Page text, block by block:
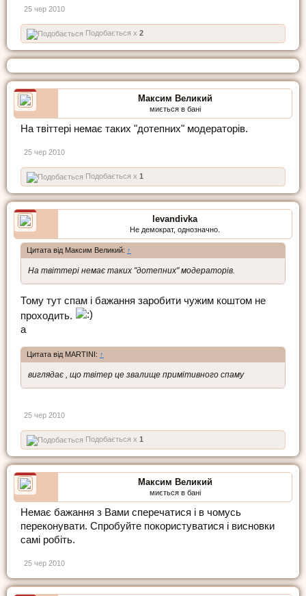
25 чер 2010
Подобається x 2
Максим Великий
миється в бані
На твіттері немає таких "дотепних" модераторів.
25 чер 2010
Подобається x 1
levandivka
Не демократ, однозначно.
Цитата від Максим Великий: ↑
На твіттері немає таких "дотепних" модераторів.
Тому тут спам і бажання заробити чужим коштом не
проходить.
а
Цитата від MARTINI: ↑
виглядає , що твітер це звалище примітивного спаму
25 чер 2010
Подобається x 1
Максим Великий
миється в бані
Немає бажання з Вами сперечатися і в чомусь
переконувати. Спробуйте покористуватися і висновки
самі робіть.
25 чер 2010